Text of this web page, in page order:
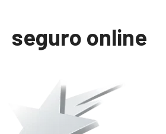
seguro online